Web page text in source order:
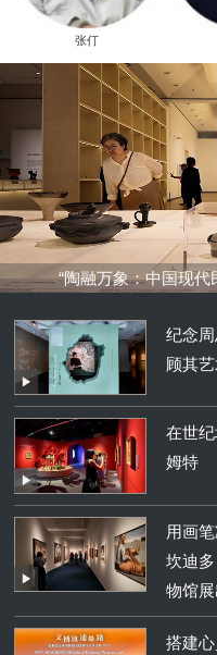
张仃
“陶融万象：中国现
纪念周
顾其
在世
姆特
用画
坎迪
物馆展
搭建